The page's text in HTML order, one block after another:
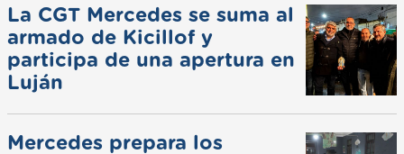
La CGT Mercedes se suma al
armado de Kicillof y
participa de una apertura en
Luján
Mercedes prepara los